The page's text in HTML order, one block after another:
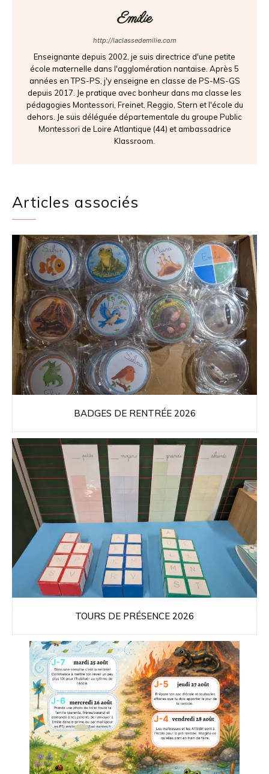
Emilie
http://laclassedemilie.com
Enseignante depuis 2002, je suis directrice d'une petite
école maternelle dans l'agglomération nantaise. Après 5
années en TPS-PS, j'y enseigne en classe de PS-MS-GS
depuis 2017. Je pratique avec bonheur dans ma classe les
pédagogies Montessori, Freinet, Reggio, Stern et l'école du
dehors. Je suis déléguée départementale du groupe Public
Montessori de Loire Atlantique (44) et ambassadrice
Klassroom.
Articles associés
BADGES DE RENTRÉE 2026
TOURS DE PRÉSENCE 2026